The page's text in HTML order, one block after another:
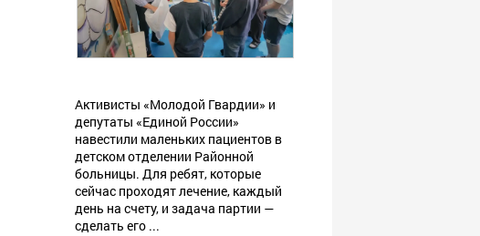
Активисты «Молодой Гвардии» и
депутаты «Единой России»
навестили маленьких пациентов в
детском отделении Районной
больницы. Для ребят, которые
сейчас проходят лечение, каждый
день на счету, и задача партии —
сделать его ...